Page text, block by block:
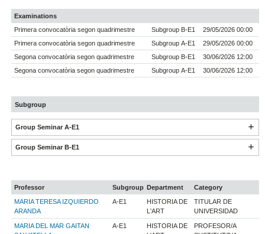
Examinations
Primera convocatòria segon quadrimestre
Subgroup B-E1
29/05/2026 00:00
Primera convocatòria segon quadrimestre
Subgroup A-E1
29/05/2026 00:00
Segona convocatòria segon quadrimestre
Subgroup B-E1
30/06/2026 12:00
Segona convocatòria segon quadrimestre
Subgroup A-E1 30/06/2026 12:00
Subgroup
Group Seminar A-E1
Group Seminar B-E1
Professor Subgroup Department
Category
MARIA TERESA IZQUIERDO
ARANDA
A-E1
HISTORIA DE
L'ART
TITULAR DE
UNIVERSIDAD
MARIA DEL MAR GAITAN
A-E1
HISTORIA DE
PROFESOR/A